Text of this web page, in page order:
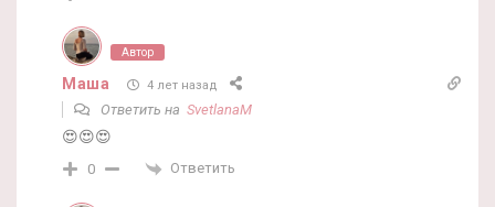
Автор
Маша 4 лет назад
Ответить на SvetlanaM
😍😍😍
0 Ответить